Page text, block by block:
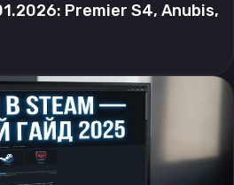
Premier S4, Anubis,